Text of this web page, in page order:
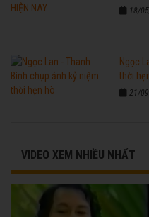
18/
Ngọc
thời
21/
VIDEO XEM NHIỀU NHẤT